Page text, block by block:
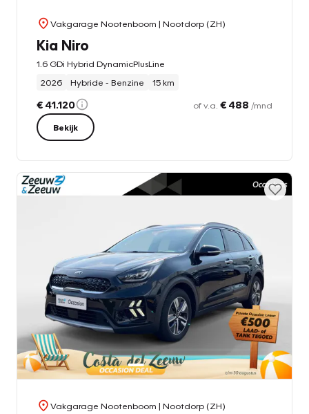
Vakgarage Nootenboom | Nootdorp (ZH)
Kia Niro
1.6 GDi Hybrid DynamicPlusLine
2026
Hybride - Benzine 15 km
€ 41.120 of v.a. € 488 /mnd
Bekijk
Vakgarage Nootenboom | Nootdorp (ZH)